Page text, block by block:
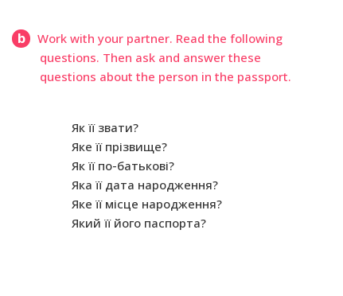
b
Work with your partner. Read the following
questions. Then ask and answer these
questions about the person in the passport.
Як її звати?
Яке її прізвище?
Як її по-батькові?
Яка її дата народження?
Яке її місце народження?
Який її його паспорта?